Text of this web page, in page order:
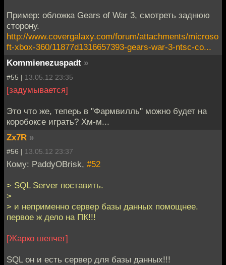
Пример: обложка Gears of War 3, смотреть заднюю
сторону.
http://www.covergalaxy.com/forum/attachments/microso
ft-xbox-360/11877d1316657393-gears-war-3-ntsc-co...
Kommienezuspadt »
#55 | 13.05.12 23:35
[задумывается]
Это что же, теперь в "Фармвилль" можно будет на
коробоксе играть? Хм-м...
Zx7R »
#56 | 13.05.12 23:37
Кому: PaddyOBrisk, #52
> SQL Server поставить.
>
> и неприменно сервер базы данных помощнее.
первое ж дело на ПК!!!
[Жарко шепчет]
SQL он и есть сервер для базы данных!!!